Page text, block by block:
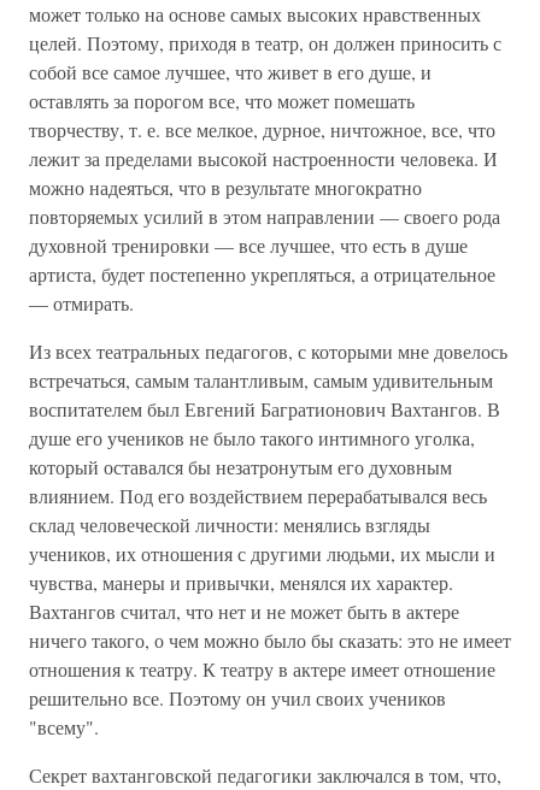
может только на основе самых высоких нравственных
целей. Поэтому, приходя в театр, он должен приносить с
собой все самое лучшее, что живет в его душе, и
оставлять за порогом все, что может помешать
творчеству, т. е. все мелкое, дурное, ничтожное, все, что
лежит за пределами высокой настроенности человека. И
можно надеяться, что в результате многократно
повторяемых усилий в этом направлении — своего рода
духовной тренировки — все лучшее, что есть в душе
артиста, будет постепенно укрепляться, а отрицательное
— отмирать.
Из всех театральных педагогов, с которыми мне довелось
встречаться, самым талантливым, самым удивительным
воспитателем был Евгений Багратионович Вахтангов. В
душе его учеников не было такого интимного уголка,
который оставался бы незатронутым его духовным
влиянием. Под его воздействием перерабатывался весь
склад человеческой личности: менялись взгляды
учеников, их отношения с другими людьми, их мысли и
чувства, манеры и привычки, менялся их характер.
Вахтангов считал, что нет и не может быть в актере
ничего такого, о чем можно было бы сказать: это не имеет
отношения к театру. К театру в актере имеет отношение
решительно все. Поэтому он учил своих учеников
"всему".
Секрет вахтанговской педагогики заключался в том, что,